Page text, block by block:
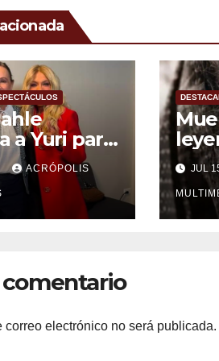
a Yuri para
con
ACRÓPOLIS
Oro
JUL
correo electrónico no será publicada.